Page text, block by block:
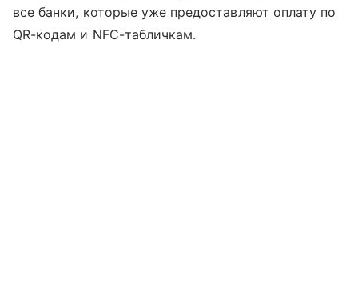
все банки, которые уже предоставляют оплату по
QR-кодам и NFC-табличкам.